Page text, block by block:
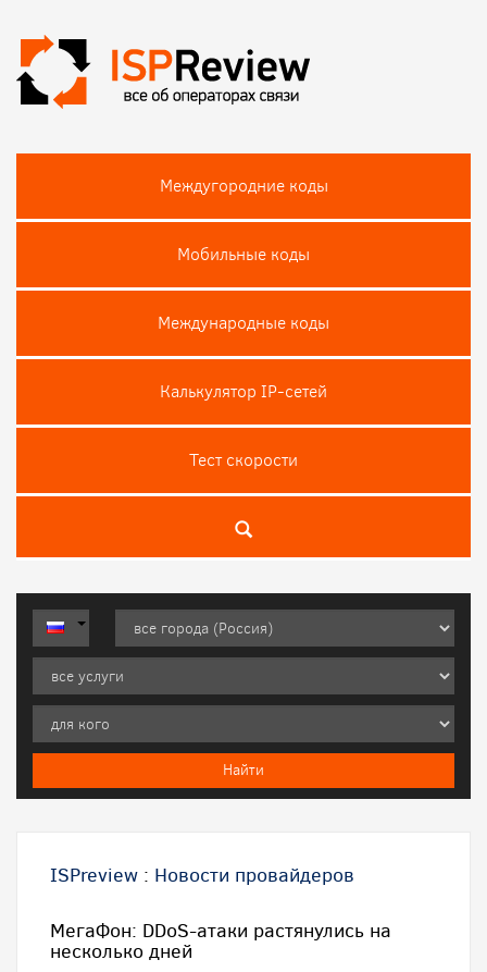
Междугородние коды
Мобильные коды
Международные коды
Калькулятор IP-сетей
Тест скороcти
ISPreview : Новости провайдеров
МегаФон: DDoS-атаки растянулись на
несколько дней